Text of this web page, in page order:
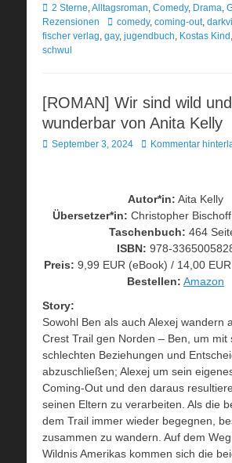
Kategorien
2 Sterne,Alltagsroman, Comedy, Drama,
Rezensionen
Schlagworte
comedy, coming-out,
fischer verlag, gay, jugendbuch, Kostas Kind ,
schwul
[ROMAN] Wir sind wild und
wunderbar von Anita Kelly
Veröffentlicht
September 3, 2024 Kommentar
Autor*in: Aita Kelly
Übersetzer*in: Christopher
Taschenbuch: 464
ISBN: 978-
Preis: 9,99 EUR (eBook) / 14,00
Bestellen: Amazon
Story:
Sowohl Ben als auch Alexej wandern
Crest Trail gen Norden – Ben, um mit
schlechten Beziehungen und
abzuschließen; Alexej um sein
Coming-Out und den daraus
seinen Eltern zu verarbeiten. Als die
dem Trail immer wieder begegnen,
zusammen zu wandern. Auf dem
Wildnis Amerikas kommen sich die